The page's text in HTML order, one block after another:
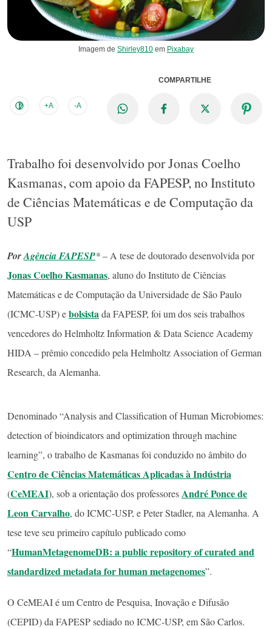
Imagem de Shirley810 em Pixabay
+A -A
COMPARTILHE
Trabalho foi desenvolvido por Jonas Coelho
Kasmanas, com apoio da FAPESP, no Instituto
de Ciências Matemáticas e de Computação da
USP
PorAgência FAPESP*– A tese de doutorado desenvolvida por
Jonas Coelho Kasmanas, aluno do Instituto de Ciências
Matemáticas e de Computação da Universidade de São Paulo
(ICMC-USP) ebolsistada FAPESP, foi um dos seis trabalhos
vencedores do Helmholtz Information & Data Science Academy
HIDA – prêmio concedido pela Helmholtz Association of German
Research, da Alemanha.
Denominado “Analysis and Classification of Human Microbiomes:
detection of bioindicators and optimization through machine
learning”, o trabalho de Kasmanas foi conduzido no âmbito do
Centro de Ciências Matemáticas Aplicadas à Indústria
(CeMEAI), sob a orientação dos professoresAndré Ponce de
Leon Carvalho, do ICMC-USP, e Peter Stadler, na Alemanha. A
tese teve seu primeiro capítulo publicado como
“HumanMetagenomeDB: a public repository of curated and
standardized metadata for human metagenomes”.
O CeMEAI é um Centro de Pesquisa, Inovação e Difusão
(CEPID) da FAPESP sediado no ICMC-USP, em São Carlos.